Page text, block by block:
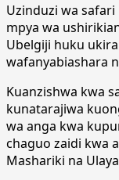
Uzinduzi wa
mpya wa
Ubelgiji huku
wafanyabiashara
Kuanzishwa kwa
kunatarajiwa
wa anga kwa
chaguo zaidi kwa
Mashariki na